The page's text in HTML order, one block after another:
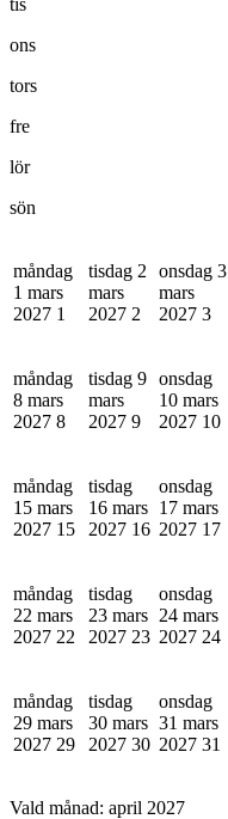
ons
tors
fre
lör
sön
måndag
1 mars
2027 1
tisdag 2
mars
2027 2
onsdag 3
mars
2027 3
måndag
8 mars
2027 8
tisdag 9
mars
2027 9
onsdag
10 mars
2027 10
måndag
15 mars
2027 15
tisdag
16 mars
2027 16
onsdag
17 mars
2027 17
måndag
22 mars
2027 22
tisdag
23 mars
2027 23
onsdag
24 mars
2027 24
måndag
29 mars
2027 29
tisdag
30 mars
2027 30
onsdag
31 mars
2027 31
Vald månad: april 2027